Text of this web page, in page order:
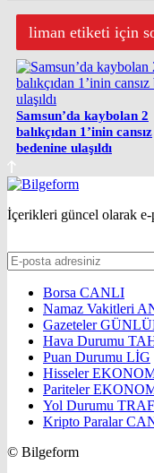
liman etiketi için
Samsun’da kaybolan 2
balıkçıdan 1’inin cansız
bedenine ulaşıldı
İçerikleri güncel olarak
Borsa CANLI
Namaz Vakitleri
Gazeteler
Hava Durumu
Puan Durumu LİG
Hisseler
Pariteler
Yol Durumu
Kripto Paralar
© Bilgeform